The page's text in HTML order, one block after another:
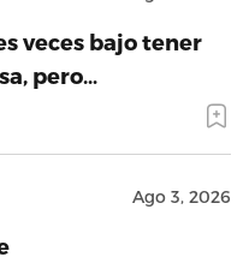
veces bajo tener
pero…
Ago 3, 2026